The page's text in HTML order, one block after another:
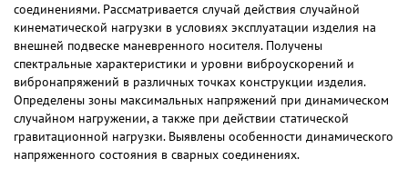
соединениями. Рассматривается случай действия случайной
кинематической нагрузки в условиях эксплуатации изделия на
внешней подвеске маневренного носителя. Получены
спектральные характеристики и уровни виброускорений и
вибронапряжений в различных точках конструкции изделия.
Определены зоны максимальных напряжений при динамическом
случайном нагружении, а также при действии статической
гравитационной нагрузки. Выявлены особенности динамического
напряженного состояния в сварных соединениях.